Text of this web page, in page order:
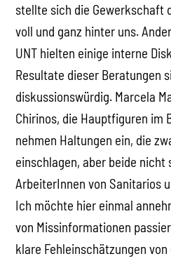
stellte sich die Gewerkschaft
voll und ganz hinter uns.
UNT hielten einige interne
Resultate dieser Beratungen
diskussionswürdig. Marcela
Chirinos, die Hauptfiguren im
nehmen Haltungen ein, die
einschlagen, aber beide nicht
ArbeiterInnen von Sanitarios
Ich möchte hier einmal
von Missinformationen
klare Fehleinschätzungen